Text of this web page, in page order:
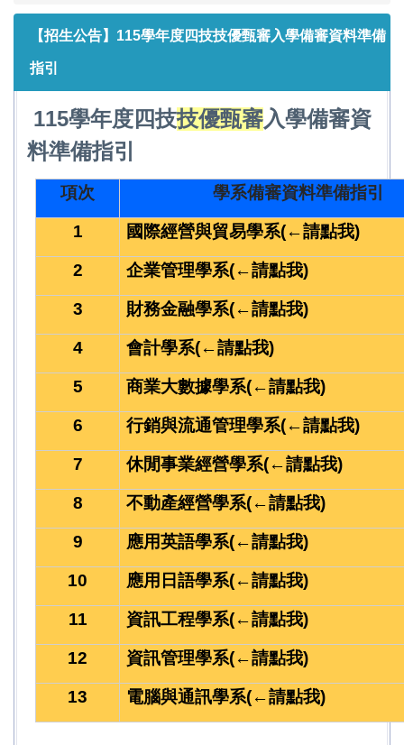
【招生公告】115學年度四技技優甄審入學備審資料準備
指引
115學年度四技技優甄審入學備審資
料準備指引
項次 學系備審資料準備指引
1 國際經營與貿易學系(←請點我)
2 企業管理學系(←請點我)
3 財務金融學系(←請點我)
4 會計學系(←請點我)
5 商業大數據學系(←請點我)
6 行銷與流通管理學系(←請點我)
7 休閒事業經營學系(←請點我)
8 不動產經營學系(←請點我)
9 應用英語學系(←請點我)
10 應用日語學系(←請點我)
11 資訊工程學系(←請點我)
12 資訊管理學系(←請點我)
13 電腦與通訊學系(←請點我)